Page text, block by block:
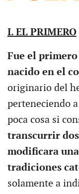
I. EL PRIMERO
Fue el
nacido en el
originario del
perteneciendo
poca cosa si
transcurrir
modificara
tradiciones
solamente a